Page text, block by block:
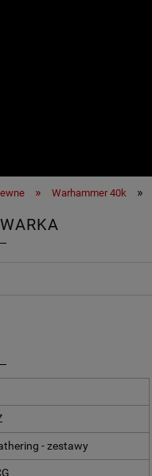
» Warhammer 40k »
- zestawy